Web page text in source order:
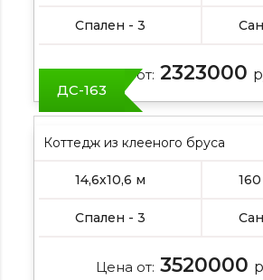
Спален - 3
Цена от: 2323000
ДС-163
Коттедж из клееного бруса
14,6х10,6 м
Спален - 3
Цена от: 3520000